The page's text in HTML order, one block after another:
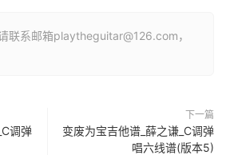
联系邮箱playtheguitar@126.com，
调弹
下一篇
变废为宝吉他谱_薛之谦_C调弹
唱六线谱(版本5)